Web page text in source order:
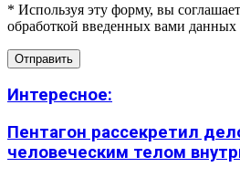
* Используя эту форму, вы
обработкой введенных вами данных
Интересное:
Пентагон рассекретил
человеческим телом